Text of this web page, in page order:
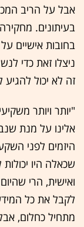
אבל על הריב
בעיתונים.
בחובות אישיים
ניצלו זאת כדי
זה לא יכול
"יותר ויותר
אלינו על מנת
היזמים לפני
שכאלה היו
ואישית, הרי
לקבל את כל
מתחיל כחלום,